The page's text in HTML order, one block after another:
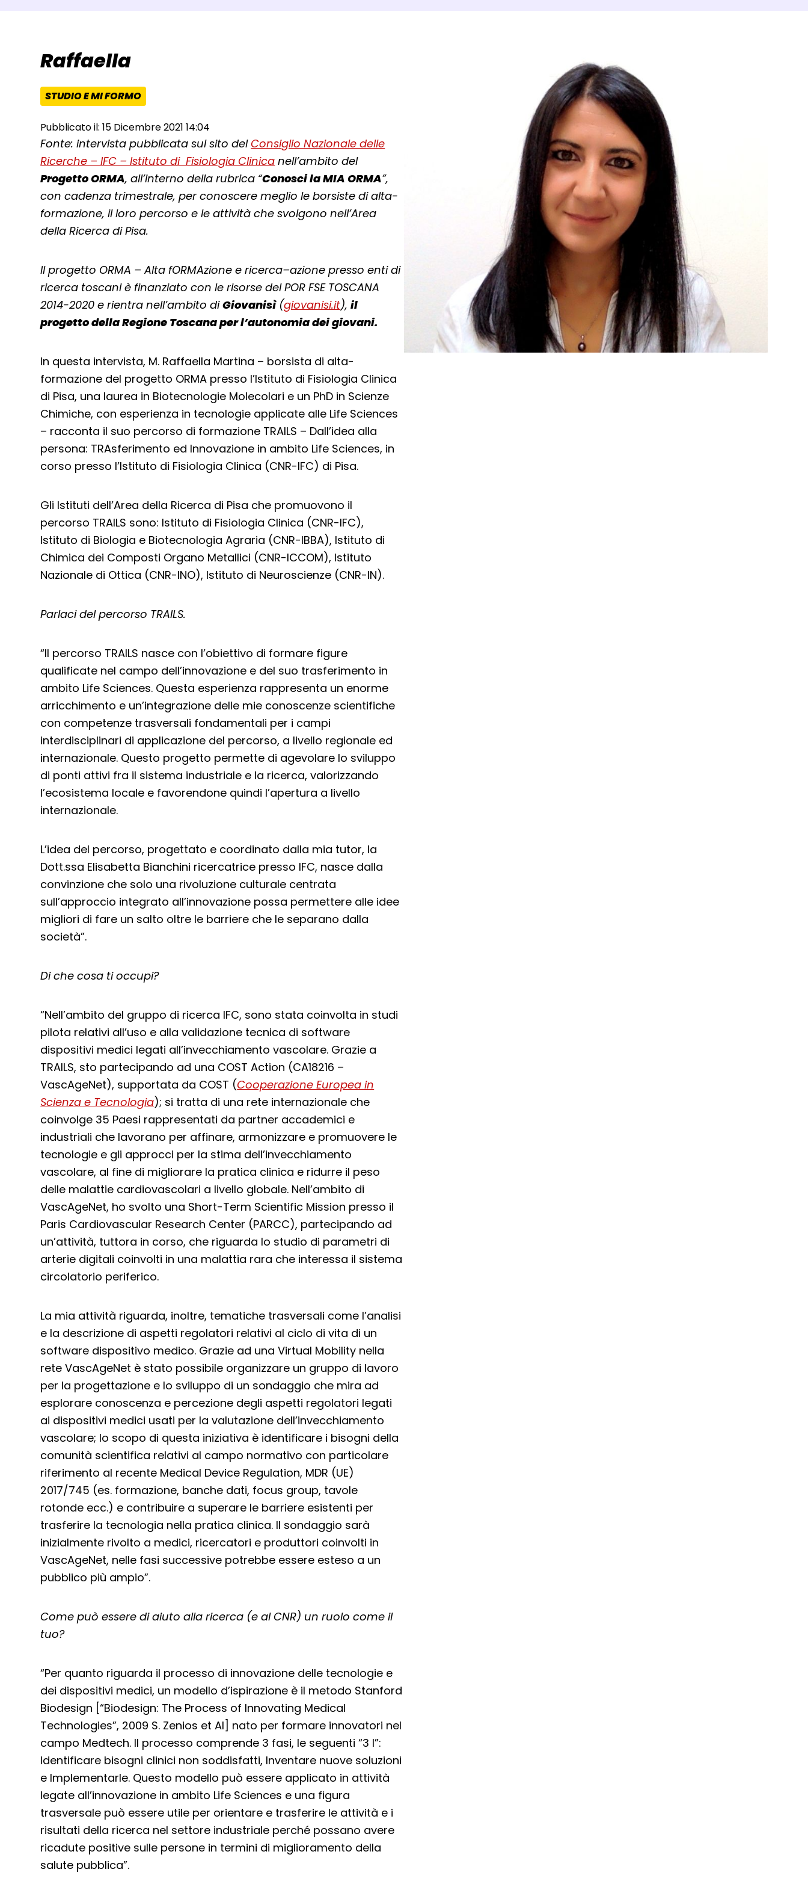
Raffaella
AREA TEMATICA:
STUDIO E MI FORMO
Pubblicato il: 15 Dicembre 2021 14:04
Fonte: intervista pubblicata sul sito delConsiglio Nazionale delle
Ricerche – IFC – Istituto di Fisiologia Clinica nell’ambito del
Progetto ORMA, all’interno della rubrica “Conosci la MIA ORMA”,
con cadenza trimestrale, per conoscere meglio le borsiste di alta-
formazione, il loro percorso e le attività che svolgono nell’Area
della Ricerca di Pisa.
Il progetto ORMA – Alta fORMAzione e ricerca–azione presso enti di
ricerca toscani è finanziato con le risorse del POR FSE TOSCANA
2014-2020 e rientra nell’ambito diGiovanisì(giovanisi.it),il
progetto della Regione Toscana per l’autonomia dei giovani.
In questa intervista, M. Raffaella Martina – borsista di alta-
formazione del progetto ORMA presso l’Istituto di Fisiologia Clinica
di Pisa, una laurea in Biotecnologie Molecolari e un PhD in Scienze
Chimiche, con esperienza in tecnologie applicate alle Life Sciences
– racconta il suo percorso di formazione TRAILS – Dall’idea alla
persona: TRAsferimento ed Innovazione in ambito Life Sciences, in
corso presso l’Istituto di Fisiologia Clinica (CNR-IFC) di Pisa.
Gli Istituti dell’Area della Ricerca di Pisa che promuovono il
percorso TRAILS sono: Istituto di Fisiologia Clinica (CNR-IFC),
Istituto di Biologia e Biotecnologia Agraria (CNR-IBBA), Istituto di
Chimica dei Composti Organo Metallici (CNR-ICCOM), Istituto
Nazionale di Ottica (CNR-INO), Istituto di Neuroscienze (CNR-IN).
Parlaci del percorso TRAILS.
“Il percorso TRAILS nasce con l’obiettivo di formare figure
qualificate nel campo dell’innovazione e del suo trasferimento in
ambito Life Sciences. Questa esperienza rappresenta un enorme
arricchimento e un’integrazione delle mie conoscenze scientifiche
con competenze trasversali fondamentali per i campi
interdisciplinari di applicazione del percorso, a livello regionale ed
internazionale. Questo progetto permette di agevolare lo sviluppo
di ponti attivi fra il sistema industriale e la ricerca, valorizzando
l’ecosistema locale e favorendone quindi l’apertura a livello
internazionale.
L’idea del percorso, progettato e coordinato dalla mia tutor, la
Dott.ssa Elisabetta Bianchini ricercatrice presso IFC, nasce dalla
convinzione che solo una rivoluzione culturale centrata
sull’approccio integrato all’innovazione possa permettere alle idee
migliori di fare un salto oltre le barriere che le separano dalla
società”.
Di che cosa ti occupi?
“Nell’ambito del gruppo di ricerca IFC, sono stata coinvolta in studi
pilota relativi all’uso e alla validazione tecnica di software
dispositivi medici legati all’invecchiamento vascolare. Grazie a
TRAILS, sto partecipando ad una COST Action (CA18216 –
VascAgeNet), supportata da COST (Cooperazione Europea in
Scienza e Tecnologia); si tratta di una rete internazionale che
coinvolge 35 Paesi rappresentati da partner accademici e
industriali che lavorano per affinare, armonizzare e promuovere le
tecnologie e gli approcci per la stima dell’invecchiamento
vascolare, al fine di migliorare la pratica clinica e ridurre il peso
delle malattie cardiovascolari a livello globale. Nell’ambito di
VascAgeNet, ho svolto una Short-Term Scientific Mission presso il
Paris Cardiovascular Research Center (PARCC), partecipando ad
un’attività, tuttora in corso, che riguarda lo studio di parametri di
arterie digitali coinvolti in una malattia rara che interessa il sistema
circolatorio periferico.
La mia attività riguarda, inoltre, tematiche trasversali come l’analisi
e la descrizione di aspetti regolatori relativi al ciclo di vita di un
software dispositivo medico. Grazie ad una Virtual Mobility nella
rete VascAgeNet è stato possibile organizzare un gruppo di lavoro
per la progettazione e lo sviluppo di un sondaggio che mira ad
esplorare conoscenza e percezione degli aspetti regolatori legati
ai dispositivi medici usati per la valutazione dell’invecchiamento
vascolare; lo scopo di questa iniziativa è identificare i bisogni della
comunità scientifica relativi al campo normativo con particolare
riferimento al recente Medical Device Regulation, MDR (UE)
2017/745 (es. formazione, banche dati, focus group, tavole
rotonde ecc.) e contribuire a superare le barriere esistenti per
trasferire la tecnologia nella pratica clinica. Il sondaggio sarà
inizialmente rivolto a medici, ricercatori e produttori coinvolti in
VascAgeNet, nelle fasi successive potrebbe essere esteso a un
pubblico più ampio”.
Come può essere di aiuto alla ricerca (e al CNR) un ruolo come il
tuo?
“Per quanto riguarda il processo di innovazione delle tecnologie e
dei dispositivi medici, un modello d’ispirazione è il metodo Stanford
Biodesign [“Biodesign: The Process of Innovating Medical
Technologies”, 2009 S. Zenios et Al] nato per formare innovatori nel
campo Medtech. Il processo comprende 3 fasi, le seguenti “3 I”:
Identificare bisogni clinici non soddisfatti, Inventare nuove soluzioni
e Implementarle. Questo modello può essere applicato in attività
legate all’innovazione in ambito Life Sciences e una figura
trasversale può essere utile per orientare e trasferire le attività e i
risultati della ricerca nel settore industriale perché possano avere
ricadute positive sulle persone in termini di miglioramento della
salute pubblica”.